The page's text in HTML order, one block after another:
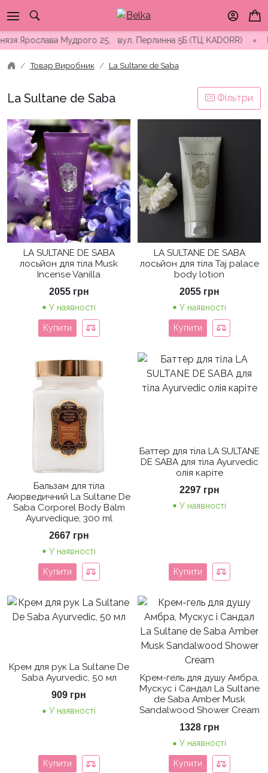
to
content
Мудрого 25, вул. Перлинна 5Б (ТЦ KADORR) ∘
Товар Виробник La Sultane de Saba
La Sultane de Saba Фільтри
LA SULTANE DE SABA
лосьйон для тіла Musk
Incense Vanilla
2055 грн
У наявності
Купити
LA SULTANE DE SABA
лосьйон для тіла Taj palace
body lotion
2055 грн
У наявності
Купити
Бальзам для тіла
Аюрведичний La Sultane De
Saba Corporel Body Balm
Ayurvedique, 300 ml
2667 грн
У наявності
Купити
Баттер для тіла LA SULTANE
DE SABA для тіла Ayurvedic
олія каріте
2297 грн
У наявності
Купити
Крем для рук La Sultane De
Saba Ayurvedic, 50 мл
909 грн
У наявності
Купити
Крем-гель для душу Амбра,
Мускус і Сандал La Sultane
de Saba Amber Musk
Sandalwood Shower Cream
1328 грн
У наявності
Купити